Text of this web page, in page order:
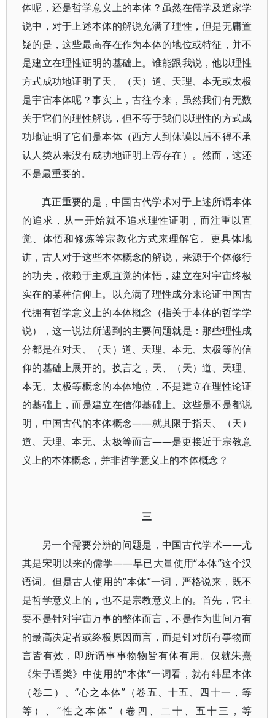
体呢，还是哲学意义上的本体？虽然在儒学及道家学
说中，对于上述本体的解说充满了理性，但是无庸置
疑的是，这些最高存在作为本体的地位或特征，并不
是建立在理性证明的基础上。谁能跟我说，他以理性
方式成功地证明了天、（天）道、天理、本无或太极
是宇宙本体呢？事实上，古往今来，虽然我们有无数
关于它们的理性解说，但不等于我们以理性的方式成
功地证明了它们是本体（西方人到休谟以后不得不承
认人类从来没有成功地证明上帝存在）。然而，这还
不是最重要的。
真正重要的是，中国古代学术对于上述所谓本体
的追求，从一开始就不追求理性证明，而注重以直
觉、体悟和修炼等宗教化方式来理解它。更具体地
讲，古人对于这些本体概念的解说，来源于个体修行
的功夫，依赖于主观直觉的体悟，建立在对宇宙终极
实在的某种信仰上。以充满了理性成分来论证中国古
代拥有哲学意义上的本体概念（指关于本体的哲学学
说），这一说法所遇到的主要问题就是：那些理性成
分都是在对天、（天）道、天理、本无、太极等的信
仰的基础上展开的。换言之，天、（天）道、天理、
本无、太极等概念的本体地位，不是建立在理性论证
的基础上，而是建立在信仰基础上。这些是不是都说
明，中国古代的本体概念——就其限于指天、（天）
道、天理、本无、太极等而言——是更接近于宗教意
义上的本体概念，并非哲学意义上的本体概念？
三
另一个需要分辨的问题是，中国古代学术——尤
其是宋明以来的儒学——早已大量使用“本体”这个汉
语词。但是古人使用的“本体”一词，严格说来，既不
是哲学意义上的，也不是宗教意义上的。首先，它主
要不是针对宇宙万事的整体而言，不是作为世间万有
的最高决定者或终极原因而言，而是针对所有事物而
言皆有效，即所谓事事物物皆有体有用。仅就朱熹
《朱子语类》中使用的“本体”一词看，就有纬星本体
（卷二）、“心之本体”（卷五、十五、四十一，等
等）、“性之本体”（卷四、二十、五十三，等